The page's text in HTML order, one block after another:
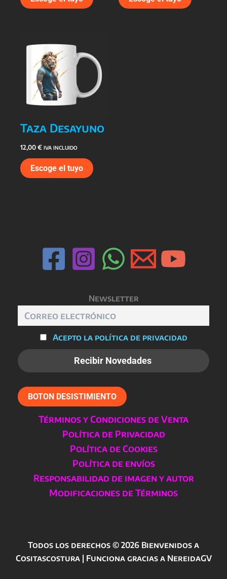
Taza Desayuno
12,00€ IVA INCLUIDO
Escoge el tuyo
Newsletter
Acepto la política de privacidad
BOTON DESISTIMIENTO
Términos y Condiciones de Venta
Política de Privacidad
Política de Cookies
Política de envíos
Responsabilidad de imagen y autor
Modificaciones de Términos
Todos los derechos © 2026 Bienvenidos a
Cositascostura | Funciona gracias a NereidaGV